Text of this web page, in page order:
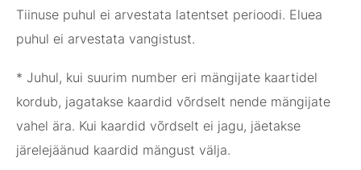
Tiinuse puhul ei arvestata latentset perioodi. Eluea
puhul ei arvestata vangistust.
* Juhul, kui suurim number eri mängijate kaartidel
kordub, jagatakse kaardid võrdselt nende mängijate
vahel ära. Kui kaardid võrdselt ei jagu, jäetakse
järelejäänud kaardid mängust välja.